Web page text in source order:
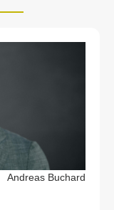
Andreas Buchard